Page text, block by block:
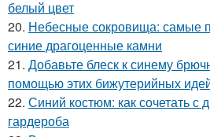
белый цвет
20. Небесные сокровища: самые
синие драгоценные камни
21. Добавьте блеск к синему
помощью этих бижутерийных
22. Синий костюм: как сочетать с
гардероба